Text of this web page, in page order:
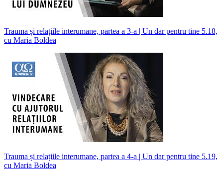
Trauma și relațiile interumane, partea a 3-a | Un dar pentru tine 5.18,
cu Maria Boldea
Trauma și relațiile interumane, partea a 4-a | Un dar pentru tine 5.19,
cu Maria Boldea